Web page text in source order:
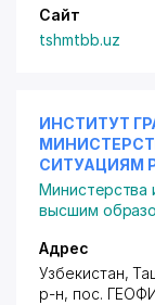
Сайт
tshmtbb.uz
ИНСТИТУТ
СИТУАЦИЯМ
Министерства
высшим
Адрес
Узбекистан,
р-н, пос.